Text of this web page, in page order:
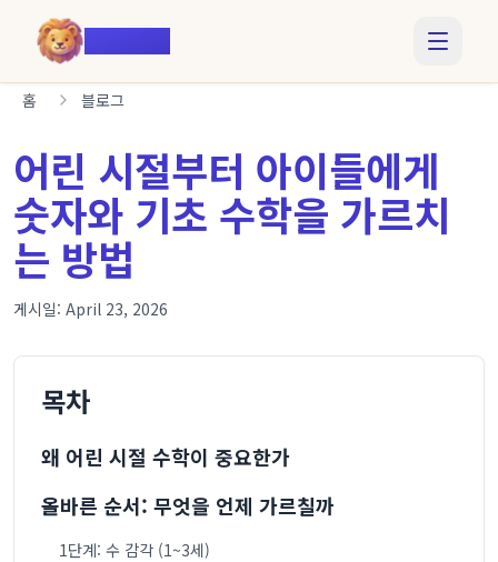
Voiczy
홈 블로그
어린 시절부터 아이들에게
숫자와 기초 수학을 가르치
는 방법
게시일: April 23, 2026
목차
왜 어린 시절 수학이 중요한가
올바른 순서: 무엇을 언제 가르칠까
1단계: 수 감각 (1~3세)